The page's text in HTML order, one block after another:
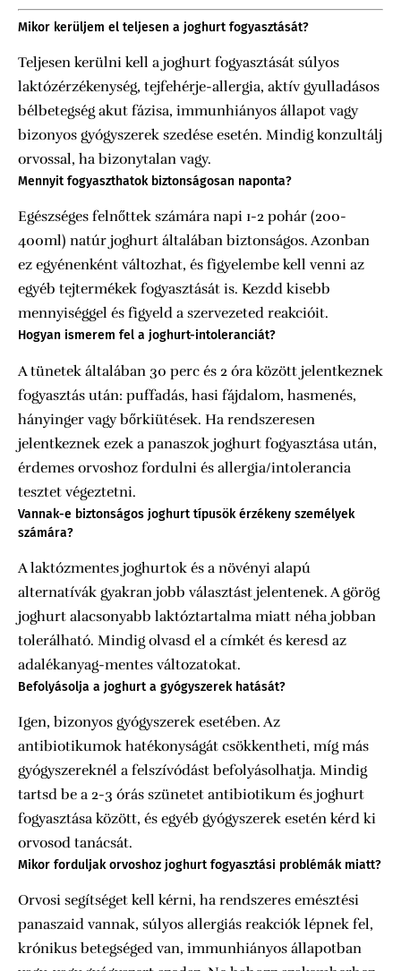
Mikor kerüljem el teljesen a joghurt fogyasztását?
Teljesen kerülni kell a joghurt fogyasztását súlyos
laktózérzékenység, tejfehérje-allergia, aktív gyulladásos
bélbetegség akut fázisa, immunhiányos állapot vagy
bizonyos gyógyszerek szedése esetén. Mindig konzultálj
orvossal, ha bizonytalan vagy.
Mennyit fogyaszthatok biztonságosan naponta?
Egészséges felnőttek számára napi 1-2 pohár (200-
400ml) natúr joghurt általában biztonságos. Azonban
ez egyénenként változhat, és figyelembe kell venni az
egyéb tejtermékek fogyasztását is. Kezdd kisebb
mennyiséggel és figyeld a szervezeted reakcióit.
Hogyan ismerem fel a joghurt-intoleranciát?
A tünetek általában 30 perc és 2 óra között jelentkeznek
fogyasztás után: puffadás, hasi fájdalom, hasmenés,
hányinger vagy bőrkiütések. Ha rendszeresen
jelentkeznek ezek a panaszok joghurt fogyasztása után,
érdemes orvoshoz fordulni és allergia/intolerancia
tesztet végeztetni.
Vannak-e biztonságos joghurt típusök érzékeny személyek
számára?
A laktózmentes joghurtok és a növényi alapú
alternatívák gyakran jobb választást jelentenek. A görög
joghurt alacsonyabb laktóztartalma miatt néha jobban
tolerálható. Mindig olvasd el a címkét és keresd az
adalékanyag-mentes változatokat.
Befolyásolja a joghurt a gyógyszerek hatását?
Igen, bizonyos gyógyszerek esetében. Az
antibiotikumok hatékonyságát csökkentheti, míg más
gyógyszereknél a felszívódást befolyásolhatja. Mindig
tartsd be a 2-3 órás szünetet antibiotikum és joghurt
fogyasztása között, és egyéb gyógyszerek esetén kérd ki
orvosod tanácsát.
Mikor forduljak orvoshoz joghurt fogyasztási problémák miatt?
Orvosi segítséget kell kérni, ha rendszeres emésztési
panaszaid vannak, súlyos allergiás reakciók lépnek fel,
krónikus betegséged van, immunhiányos állapotban